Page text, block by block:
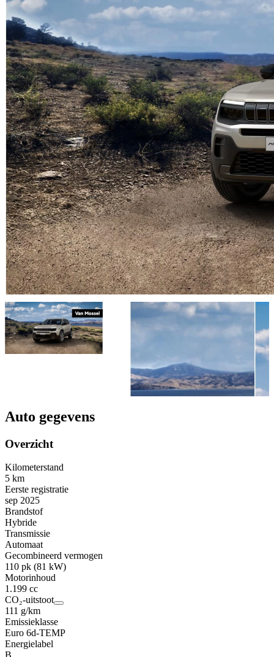
Auto gegevens
Overzicht
Kilometerstand
5 km
Eerste registratie
sep 2025
Brandstof
Hybride
Transmissie
Automaat
Gecombineerd vermogen
110 pk (81 kW)
Motorinhoud
1.199 cc
CO₂-uitstoot
111 g/km
Emissieklasse
Euro 6d-TEMP
Energielabel